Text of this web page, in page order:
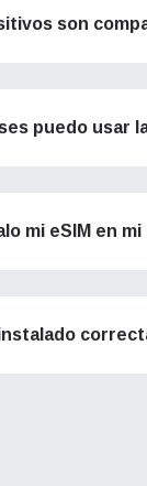
son
puedo usar
mi eSIM en
or